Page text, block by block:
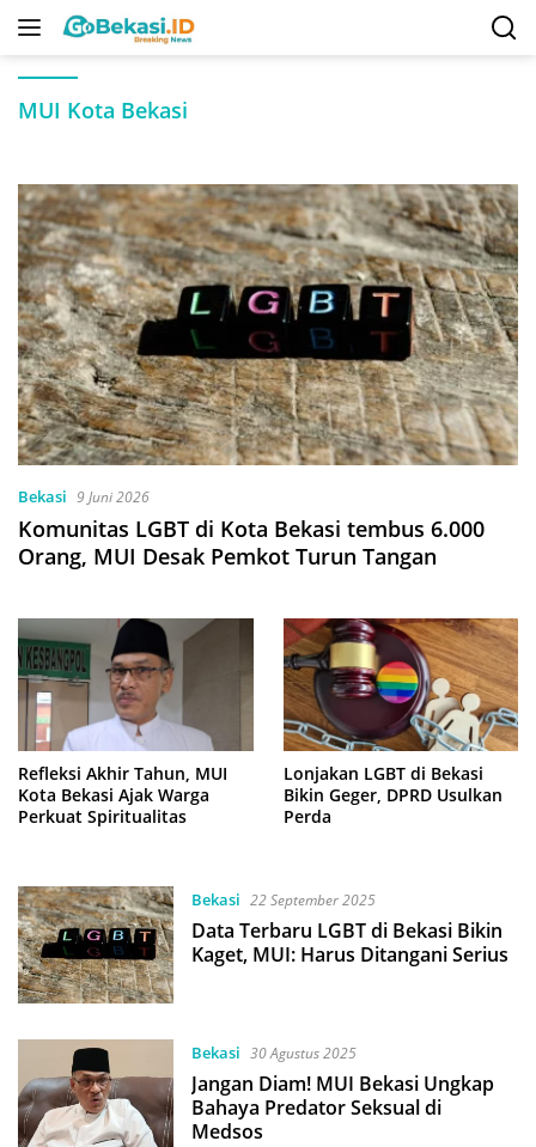
Langsung
MUI Kota Bekasi
Bekasi 9 Juni 2026
Komunitas LGBT di Kota Bekasi tembus 6.000
Orang, MUI Desak Pemkot Turun Tangan
Refleksi Akhir Tahun, MUI
Kota Bekasi Ajak Warga
Perkuat Spiritualitas
Lonjakan LGBT di Bekasi
Bikin Geger, DPRD Usulkan
Perda
Bekasi 22 September 2025
Data Terbaru LGBT di Bekasi Bikin
Kaget, MUI: Harus Ditangani Serius
Bekasi 30 Agustus 2025
Jangan Diam! MUI Bekasi Ungkap
Bahaya Predator Seksual di
Medsos